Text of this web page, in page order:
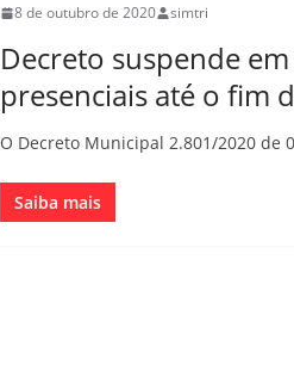
8 de outubro de 2020 simtri
Decreto suspende
presenciais até o fim
O Decreto Municipal 2.801/2020 de
Saiba mais